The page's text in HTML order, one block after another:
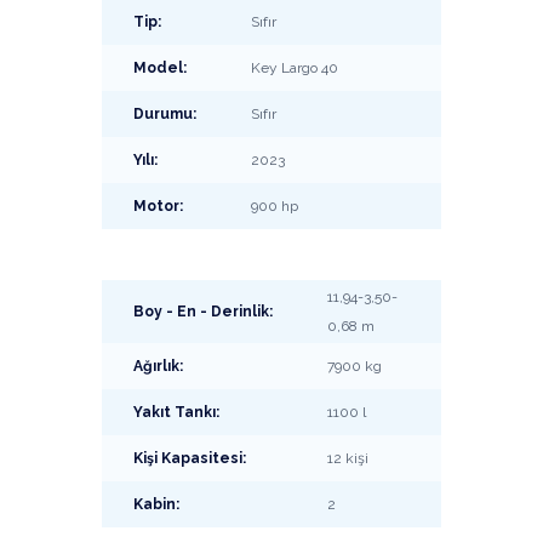
Tip: Sıfır
Model: Key Largo 40
Durumu: Sıfır
Yılı: 2023
Motor: 900 hp
Boy - En - Derinlik:
11,94-3,50-
0,68 m
Ağırlık: 7900 kg
Yakıt Tankı: 1100 l
Kişi Kapasitesi: 12 kişi
Kabin: 2